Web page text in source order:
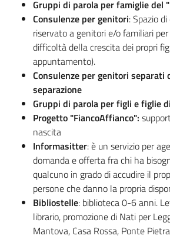
Gruppi di parola per famiglie del
Consulenze per genitori: Spazio
riservato a genitori e/o familiari
difficoltà della crescita dei propri
appuntamento).
Consulenze per genitori separati
separazione
Gruppi di parola per figli e figlie
Progetto "FiancoAffianco":
nascita
Informasitter: è un servizio per
domanda e offerta fra chi ha
qualcuno in grado di accudire il
persone che danno la propria
Bibliostelle: biblioteca 0-6 anni.
librario, promozione di Nati per
Mantova, Casa Rossa, Ponte Pietra